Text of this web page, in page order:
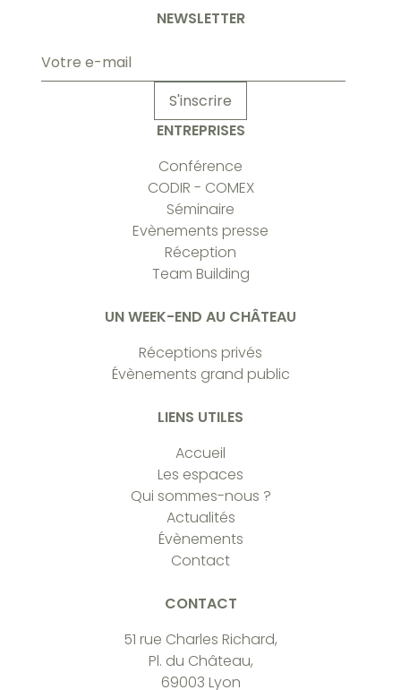
NEWSLETTER
Adresse
S'inscrire
ENTREPRISES
Conférence
CODIR - COMEX
Séminaire
Evènements presse
Réception
Team Building
UN WEEK-END AU CHÂTEAU
Réceptions privés
Évènements grand public
LIENS UTILES
Accueil
Les espaces
Qui sommes-nous ?
Actualités
Évènements
Contact
CONTACT
51 rue Charles Richard,
Pl. du Château,
69003 Lyon